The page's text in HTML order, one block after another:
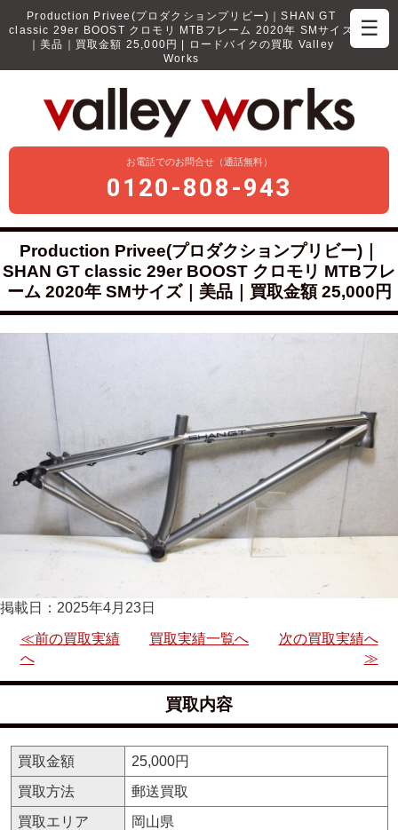
☰
Production Privee(プロダクションプリビー)｜SHAN GT
classic 29er BOOST クロモリ MTBフレーム 2020年 SMサイズ
｜美品｜買取金額 25,000円 | ロードバイクの買取 Valley
Works
お電話でのお問合せ（通話無料）
0120-808-943
Production Privee(プロダクションプリビー)｜
SHAN GT classic 29er BOOST クロモリ MTBフレ
ーム 2020年 SMサイズ｜美品｜買取金額 25,000円
掲載日：2025年4月23日
≪前の買取実績
へ
買取実績一覧へ
次の買取実績へ
≫
買取内容
買取金額
25,000円
買取方法
郵送買取
買取エリア
岡山県